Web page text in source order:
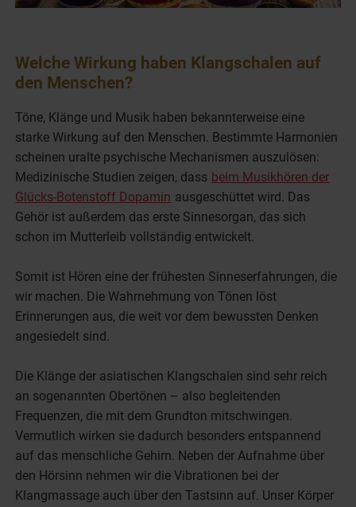
Welche Wirkung haben Klangschalen auf
den Menschen?
Töne, Klänge und Musik haben bekannterweise eine
starke Wirkung auf den Menschen. Bestimmte Harmonien
scheinen uralte psychische Mechanismen auszulösen:
Medizinische Studien zeigen, dass beim Musikhören der
Glücks-Botenstoff Dopamin ausgeschüttet wird. Das
Gehör ist außerdem das erste Sinnesorgan, das sich
schon im Mutterleib vollständig entwickelt.
Somit ist Hören eine der frühesten Sinneserfahrungen, die
wir machen. Die Wahrnehmung von Tönen löst
Erinnerungen aus, die weit vor dem bewussten Denken
angesiedelt sind.
Die Klänge der asiatischen Klangschalen sind sehr reich
an sogenannten Obertönen – also begleitenden
Frequenzen, die mit dem Grundton mitschwingen.
Vermutlich wirken sie dadurch besonders entspannend
auf das menschliche Gehirn. Neben der Aufnahme über
den Hörsinn nehmen wir die Vibrationen bei der
Klangmassage auch über den Tastsinn auf. Unser Körper